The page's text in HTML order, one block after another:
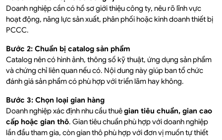
Doanh nghiệp cần có hồ sơ giới thiệu công ty, nêu rõ lĩnh vực
hoạt động, năng lực sản xuất, phân phối hoặc kinh doanh thiết bị
PCCC.
Bước 2: Chuẩn bị catalog sản phẩm
Catalog nên có hình ảnh, thông số kỹ thuật, ứng dụng sản phẩm
và chứng chỉ liên quan nếu có. Nội dung này giúp ban tổ chức
đánh giá sản phẩm có phù hợp với triển lãm hay không.
Bước 3: Chọn loại gian hàng
Doanh nghiệp xác định nhu cầu thuêgian tiêu chuẩn, gian cao
cấp hoặc gian thô. Gian tiêu chuẩn phù hợp với doanh nghiệp
lần đầu tham gia, còn gian thô phù hợp với đơn vị muốn tự thiết